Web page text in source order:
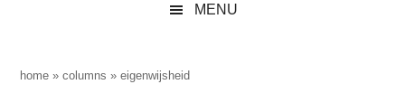
p
i
MENU
home »columns »eigenwijsheid